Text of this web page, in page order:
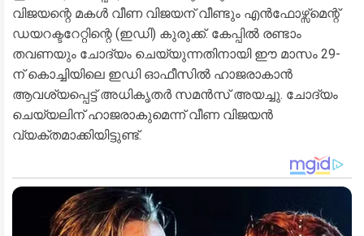
വിജയന്റെ മകൾ വീണ വിജയന് വീണ്ടും എൻഫോഴ്സ്മെന്റ്
ഡയറക്ടറേറ്റിന്റെ (ഇഡി) കുരുക്ക്. കേപ്പിൽ രണ്ടാം
തവണയും ചോദ്യം ചെയ്യുന്നതിനായി ഈ മാസം 29-
ന് കൊച്ചിയിലെ ഇഡി ഓഫീസിൽ ഹാജരാകാൻ
ആവശ്യപ്പെട്ട് അധികൃതർ സമൻസ് അയച്ചു. ചോദ്യം
ചെയ്യലിന് ഹാജരാകുമെന്ന് വീണ വിജയൻ
വ്യക്തമാക്കിയിട്ടുണ്ട്.